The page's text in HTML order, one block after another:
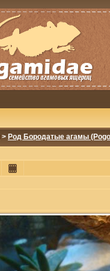
> Род Бородатые агамы